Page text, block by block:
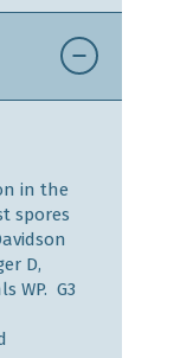
in the
spores
D,
WP. G3